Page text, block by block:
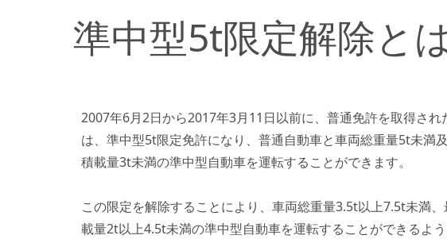
準中型5t限定解除と
2007年6月2日から2017年3月11日以前に、普通免許を取得され
は、準中型5t限定免許になり、普通自動車と車両総重量5t未満
積載量3t未満の準中型自動車を運転することができます。
この限定を解除することにより、車両総重量3.5t以上7.5t未満
載量2t以上4.5t未満の準中型自動車を運転することができるよう